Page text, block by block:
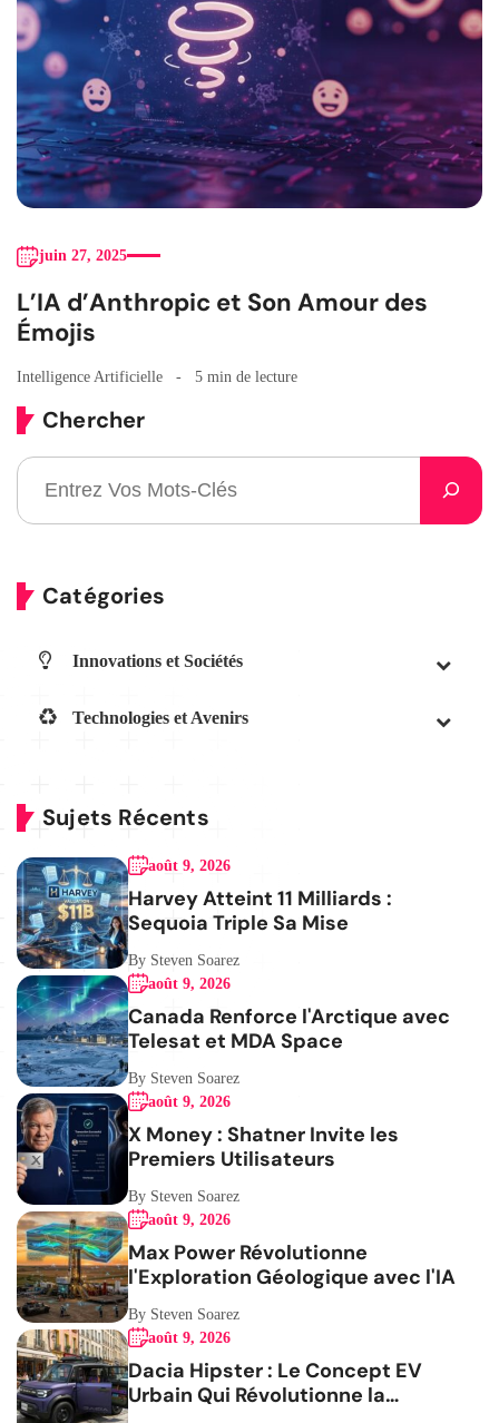
juin 27, 2025
L’IA d’Anthropic et Son Amour des
Émojis
Intelligence Artificielle 5 min de lecture
Chercher
Catégories
Innovations et Sociétés
Technologies et Avenirs
Sujets Récents
août 9, 2026
Harvey Atteint 11 Milliards :
Sequoia Triple Sa Mise
By Steven Soarez
août 9, 2026
Canada Renforce l'Arctique avec
Telesat et MDA Space
By Steven Soarez
août 9, 2026
X Money : Shatner Invite les
Premiers Utilisateurs
By Steven Soarez
août 9, 2026
Max Power Révolutionne
l'Exploration Géologique avec l'IA
By Steven Soarez
août 9, 2026
Dacia Hipster : Le Concept EV
Urbain Qui Révolutionne la